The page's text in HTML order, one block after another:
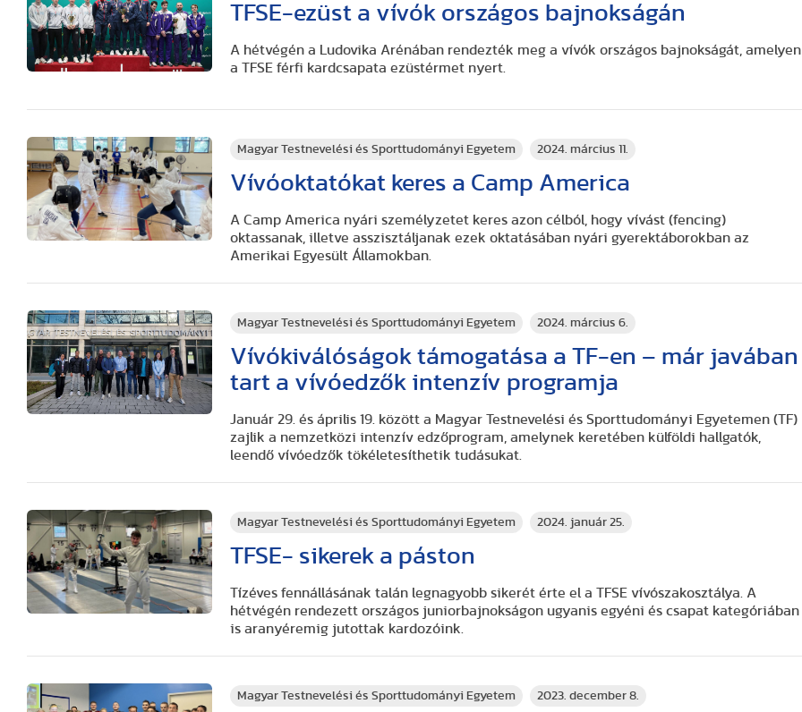
TFSE-ezüst a vívók országos bajnokságán
A hétvégén a Ludovika Arénában rendezték meg a vívók országos bajnokságát, amelyen
a TFSE férfi kardcsapata ezüstérmet nyert.
Magyar Testnevelési és Sporttudományi Egyetem 2024. március 11.
Vívóoktatókat keres a Camp America
A Camp America nyári személyzetet keres azon célból, hogy vívást (fencing)
oktassanak, illetve asszisztáljanak ezek oktatásában nyári gyerektáborokban az
Amerikai Egyesült Államokban.
Magyar Testnevelési és Sporttudományi Egyetem 2024. március 6.
Vívókiválóságok támogatása a TF-en – már javában
tart a vívóedzők intenzív programja
Január 29. és április 19. között a Magyar Testnevelési és Sporttudományi Egyetemen (TF)
zajlik a nemzetközi intenzív edzőprogram, amelynek keretében külföldi hallgatók,
leendő vívóedzők tökéletesíthetik tudásukat.
Magyar Testnevelési és Sporttudományi Egyetem 2024. január 25.
TFSE- sikerek a páston
Tízéves fennállásának talán legnagyobb sikerét érte el a TFSE vívószakosztálya. A
hétvégén rendezett országos juniorbajnokságon ugyanis egyéni és csapat kategóriában
is aranyéremig jutottak kardozóink.
Magyar Testnevelési és Sporttudományi Egyetem 2023. december 8.